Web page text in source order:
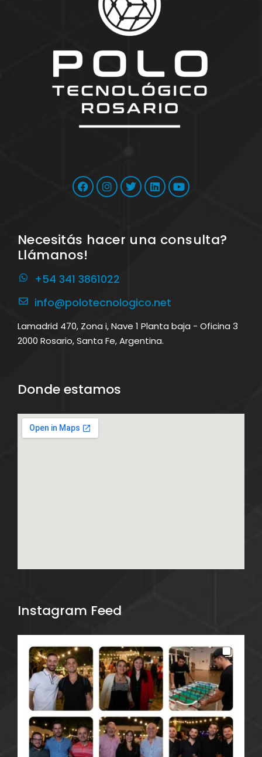
Necesitás hacer una consulta?
Llámanos!
+54 341 3861022
info@polotecnologico.net
Lamadrid 470, Zona i, Nave 1 Planta baja - Oficina 3
2000 Rosario, Santa Fe, Argentina.
Donde estamos
Instagram Feed